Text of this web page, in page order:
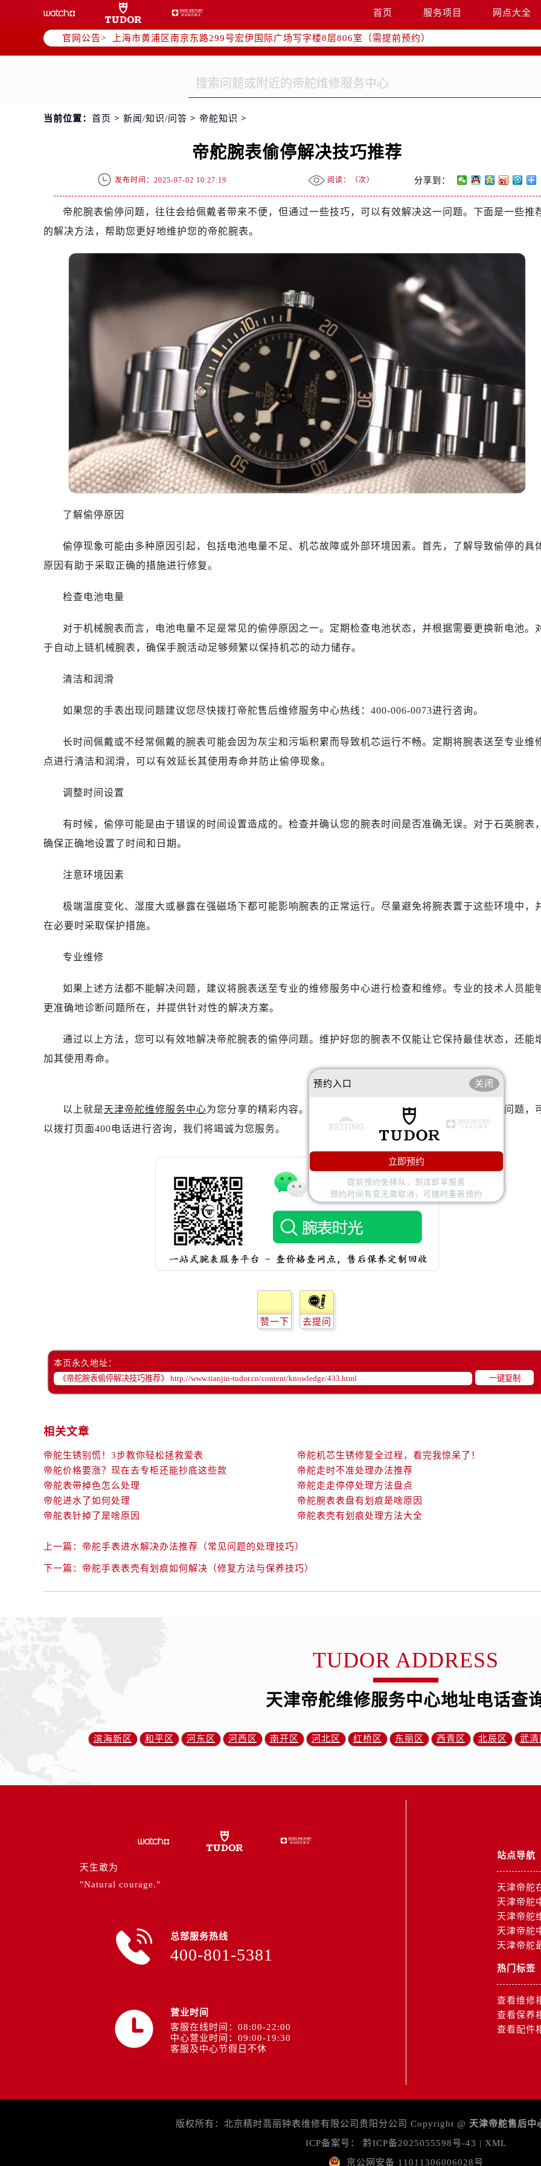
首页 服务项目 网点大全
官网公告>
天津市和平区赤峰道136号天津国际金融中心写字楼26层2603室（需提前预约）
上海市徐汇区虹桥路3号港汇中心写字楼2座37层3705室（需提前预约）
上海市黄浦区南京东路299号宏伊国际广场写字楼8层806室（需提前预约）
南京市秦淮区中山南路1号（新街口）南京中心写字楼22层C1-1室（需提前预约）
徐州市鼓楼区淮海东路29号苏宁广场IFC国际金融中心写字楼35层3508室（需提前预约）
盐城市盐都区世纪大道5号盐城金融城写字楼1号楼16层1604室（需提前预约）
宁波市江北区大闸南路500号来福士广场办公楼20层2009室（需提前预约）
杭州市上城区钱江路1366号华润大厦写字楼A座5层503-5室（需提前预约）
绍兴市越城区胜利东路379号世茂天际中心写字楼8层805室（需提前预约）
嘉兴市南湖区广益路705号嘉兴世界贸易中心写字楼A座13层1304室（需提前预约）
广州市天河区天河路230号万菱汇国际中心写字楼A塔7层704室（需提前预约）
广州市越秀区环市东路371-375号世界贸易中心大厦南塔写字楼15层07室（需提前预约）
深圳市罗湖区深南东路5001号华润大厦写字楼17层1701室（需提前预约）
惠州市惠城区江北文昌一路7号华贸大厦写字楼1座30层05室（需提前预约）
厦门市思明区湖滨东路95号华润大厦写字楼B座11层1104室（需提前预约）
福州市晋安区横屿路9号东二环泰禾中心写字楼2号楼5层509室（需提前预约）
成都市锦江区人民东路6号SAC东原中心写字楼24层2406B室（需提前预约）
重庆市江北区观音桥步行街2号融恒时代广场写字楼9层902室（需提前预约）
长沙市芙蓉区定王台街道建湘路393号世茂环球金融中心写字楼（芙蓉广场）10层13室（需提前预约
郑州市二七区铭功路10号华润大厦写字楼29层2905室（需提前预约）
太原市迎泽区解放路15号亨得利名表服务中心（品牌授权店）3层整层（需提前预约）
沈阳市沈河区中街路137号亨得利名表服务中心（品牌授权店）1层整层（需提前预约）
沈阳市沈河区中街路83号亨得利名表服务中心（品牌授权店）1层整层（需提前预约）
乌鲁木齐市天山区红山路26号时代广场（CCMALL）C座17层17-B（需提前预约）
温州市鹿城区锦绣路1067号置信广场10层1015室（需提前预约）
大连市中山区人民路15号国际金融大厦7层G室（需提前预约）
佛山市禅城区季华五路57号万科金融中心C座12层1205室（需提前预约）
无锡市梁溪区人民中路139号恒隆广场写字楼1座11层1104室（需提前预约）
苏州市苏州工业园区星港街199号苏州中心办公楼C座22层08室（需提前预约）
武汉市江汉区解放大道686号世界贸易大厦38层09室（需提前预约）
合肥市蜀山区潜山路111号万象城华润大厦B座12楼03室（需提前预约）
青岛市南区山东路6号华润大厦B座22层04室（需提前预约）
长春市朝阳区西安大路727号中银大厦A座(旺进大厦)18层09室（需提前预约）
贵阳市南明区都司高架桥路33号亨特国际金融中心14楼14D（需提前预约）
石家庄市长安区中山东路39号勒泰中心写字楼B座13层07室（需提前预约）
唐山市路南区新华东道100号万达广场写字楼A座10层1002室（需提前预约）
黑龙江省鹤岗市向阳区红军路帝舵售后服务中心（需提前预约）
黑龙江省七台河市桃山区大同街帝舵售后服务中心（需提前预约）
黑龙江省齐齐哈尔市龙沙区龙华路帝舵售后服务中心（需提前预约）
黑龙江省绥化市北林区新华街与康庄路交叉口帝舵售后服务中心（需提前预约）
吉林省白城市洮北区明仁南街帝舵售后服务中心（需提前预约）
吉林省白山市浑江区浑江大街帝舵售后服务中心（需提前预约）
吉林省吉林市船营区河南街帝舵售后服务中心（需提前预约）
吉林省辽源市龙山区人民大街帝舵售后服务中心（需提前预约）
吉林省梅河口市新华街道梅河大街帝舵售后服务中心（需提前预约）
吉林省四平市铁东区紫气大路与南九经街交汇处帝舵售后服务中心（需提前预约）
吉林省松原市宁江区五环大街帝舵售后服务中心（需提前预约）
吉林省通化市东昌区环通乡江南大街帝舵售后服务中心（需提前预约）
吉林省延边市延吉市解放路帝舵售后服务中心（需提前预约）
辽宁省鞍山市铁东区站前街帝舵售后服务中心（需提前预约）
辽宁省本溪市平山区胜利路帝舵售后服务中心（需提前预约）
辽宁省朝阳市双塔区新华路帝舵售后服务中心（需提前预约）
辽宁省丹东市振兴区七经街帝舵售后服务中心（需提前预约）
辽宁省抚顺市新抚区东一路帝舵售后服务中心（需提前预约）
辽宁省阜新市海州区解放大街帝舵售后服务中心（需提前预约）
辽宁省葫芦岛市连山区中央路帝舵售后服务中心（需提前预约）
辽宁省盘锦市兴隆台区石油大街帝舵售后服务中心（需提前预约）
辽宁省铁岭市银州区南马路帝舵售后服务中心（需提前预约）
北京市朝阳区建国门外大街甲6号华熙国际中心D座11层1102室帝舵售后服务中心（需提前预约）
北京市东城区东长安街1号王府井东方广场W3座6层602室帝舵售后服务中心（需提前预约）
内蒙古自治区阿拉善盟市左旗土尔扈特大街帝舵售后服务中心（需提前预约）
内蒙古自治区包头市青山区幸福路甲3号王府井百货名表维修帝舵售后服务中心（需提前预约）
内蒙古自治区呼伦贝尔市海拉尔区中央街帝舵售后服务中心（需提前预约）
内蒙古自治区锡林郭勒盟市锡林浩特市光明街与额尔敦路交叉口帝舵售后服务中心（需提前预约）
内蒙古自治区兴安盟市乌兰浩特市兴安大街帝舵售后服务中心（需提前预约）
山西省大同市平城区迎宾街帝舵售后服务中心（需提前预约）
山西省晋中市榆次区顺城街帝舵售后服务中心（需提前预约）
山西省临汾市尧都区解放路帝舵售后服务中心（需提前预约）
山西省忻州市忻府区和平东街与七一南路交叉口帝舵售后服务中心（需提前预约）
山西省运城市盐湖区河东街帝舵售后服务中心（需提前预约）
山西省长治市潞州区英雄中路帝舵售后服务中心（需提前预约）
山西省太原市迎泽区迎泽街道解放路15号亨得利名表维修授权店3楼帝舵售后服务中心（需提前预约
天津市和平区赤峰道136号天津国际金融中心26层2603室帝舵售后服务中心（需提前预约）
安徽省亳州市谯城区魏武大道帝舵售后服务中心（需提前预约）
安徽省池州市贵池区长江路帝舵售后服务中心（需提前预约）
安徽省滁州市琅琊区南谯北路帝舵售后服务中心（需提前预约）
安徽省淮南市田家庵区国庆中路帝舵售后服务中心（需提前预约）
安徽省黄山市屯溪区黄山西路帝舵售后服务中心（需提前预约）
安徽省六安市金安区解放中路帝舵售后服务中心（需提前预约）
安徽省铜陵市铜官区石城大道帝舵售后服务中心（需提前预约）
安徽省芜湖市镜湖区中山路步行街帝舵售后服务中心（需提前预约）
安徽省宣城市宣州区叠嶂西路帝舵售后服务中心（需提前预约）
当前位置： 首页 > 新闻/知识/问答 > 帝舵知识 >
帝舵腕表偷停解决技巧推荐
发布时间：2025-07-02 10:27:19 阅读：（次） 分享到：
帝舵腕表偷停问题，往往会给佩戴者带来不便，但通过一些技巧，可以有效解决这一问题。下面是一些推
的解决方法，帮助您更好地维护您的帝舵腕表。
了解偷停原因
偷停现象可能由多种原因引起，包括电池电量不足、机芯故障或外部环境因素。首先，了解导致偷停的具
原因有助于采取正确的措施进行修复。
检查电池电量
对于机械腕表而言，电池电量不足是常见的偷停原因之一。定期检查电池状态，并根据需要更换新电池。
于自动上链机械腕表，确保手腕活动足够频繁以保持机芯的动力储存。
清洁和润滑
如果您的手表出现问题建议您尽快拨打帝舵售后维修服务中心热线：400-006-0073进行咨询。
长时间佩戴或不经常佩戴的腕表可能会因为灰尘和污垢积累而导致机芯运行不畅。定期将腕表送至专业维
点进行清洁和润滑，可以有效延长其使用寿命并防止偷停现象。
调整时间设置
有时候，偷停可能是由于错误的时间设置造成的。检查并确认您的腕表时间是否准确无误。对于石英腕表
确保正确地设置了时间和日期。
注意环境因素
极端温度变化、湿度大或暴露在强磁场下都可能影响腕表的正常运行。尽量避免将腕表置于这些环境中，
在必要时采取保护措施。
专业维修
如果上述方法都不能解决问题，建议将腕表送至专业的维修服务中心进行检查和维修。专业的技术人员能
更准确地诊断问题所在，并提供针对性的解决方案。
通过以上方法，您可以有效地解决帝舵腕表的偷停问题。维护好您的腕表不仅能让它保持最佳状态，还能
加其使用寿命。
以上就是天津帝舵维修服务中心为您分享的精彩内容。如果您还有其他关于帝舵手表维护和保养的问题，
以拨打页面400电话进行咨询，我们将竭诚为您服务。
赞一下 去提问
本页永久地址：
一键复制
相关文章
帝舵生锈别慌！3步教你轻松拯救爱表
帝舵机芯生锈修复全过程，看完我惊呆了！
帝舵价格要涨？现在去专柜还能抄底这些款
帝舵走时不准处理办法推荐
帝舵表带掉色怎么处理
帝舵走走停停处理方法盘点
帝舵进水了如何处理
帝舵腕表表盘有划痕是啥原因
帝舵表针掉了是啥原因
帝舵表壳有划痕处理方法大全
上一篇： 帝舵手表进水解决办法推荐（常见问题的处理技巧）
下一篇： 帝舵手表表壳有划痕如何解决（修复方法与保养技巧）
TUDOR ADDRESS
天津帝舵维修服务中心地址电话查
滨海新区 和平区 河东区 河西区 南开区 河北区 红桥区 东丽区 西青区 北辰区 武清
天生敢为
"Natural courage.”
总部服务热线
400-801-5381
营业时间
客服在线时间：08:00-22:00
中心营业时间：09:00-19:30
客服及中心节假日不休
站点导航
天津帝舵
天津帝舵
天津帝舵
天津帝舵
天津帝舵
热门标签
查看维修
查看保养
查看配件
版权所有：北京精时翡丽钟表维修有限公司贵阳分公司 Copyright @ 天津帝舵售后中
ICP备案号： 黔ICP备2025055598号-43 | XML
京公网安备 11011306006028号
预约入口 关闭
立即预约
提前预约免排队，到店即享服务
预约时间有变无需取消，可随时重新预约